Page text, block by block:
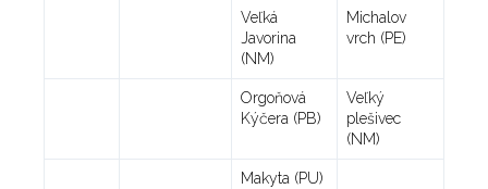
Veľká
Javorina
(NM)
Michalov
vrch (PE)
Orgoňová
Kýčera (PB)
Veľký
plešivec
(NM)
Makyta (PU)